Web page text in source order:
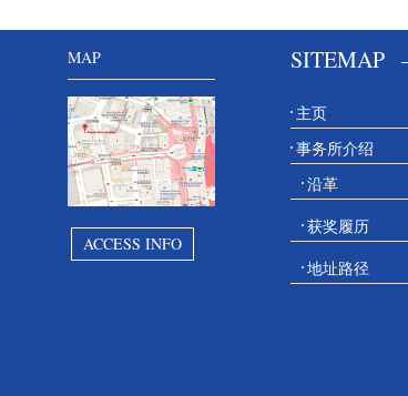
MAP
ACCESS INFO
SITEMAP
主页
事务所介绍
沿革
获奖履历
地址路径